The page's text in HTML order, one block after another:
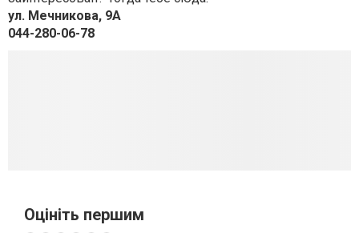
ул. Мечникова, 9А
044-280-06-78
Оцініть першим